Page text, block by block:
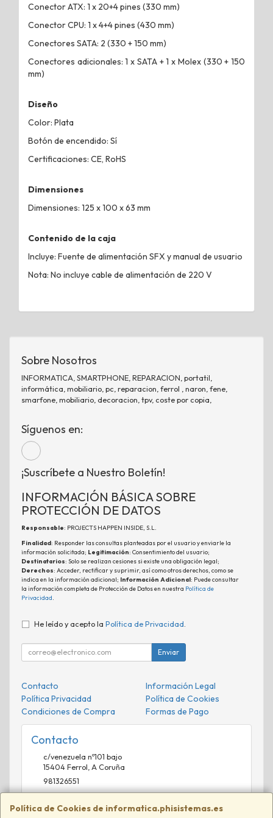
Conector ATX: 1 x 20+4 pines (330 mm)
Conector CPU: 1 x 4+4 pines (430 mm)
Conectores SATA: 2 (330 + 150 mm)
Conectores adicionales: 1 x SATA + 1 x Molex (330 + 150
mm)
Diseño
Color: Plata
Botón de encendido: Sí
Certificaciones: CE, RoHS
Dimensiones
Dimensiones: 125 x 100 x 63 mm
Contenido de la caja
Incluye: Fuente de alimentación SFX y manual de usuario
Nota: No incluye cable de alimentación de 220 V
Política de Cookies de informatica.phisistemas.es
Sobre Nosotros
INFORMATICA, SMARTPHONE, REPARACION, portatil,
informática, mobiliario, pc, reparacion, ferrol , naron, fene,
smarfone, mobiliario, decoracion, tpv, coste por copia,
Síguenos en:
¡Suscríbete a Nuestro Boletín!
INFORMACIÓN BÁSICA SOBRE
PROTECCIÓN DE DATOS
Responsable: PROJECTS HAPPEN INSIDE, S.L.
Finalidad: Responder las consultas planteadas por el usuario y enviarle la
información solicitada; Legitimación: Consentimiento del usuario;
Destinatarios: Solo se realizan cesiones si existe una obligación legal;
Derechos: Acceder, rectificar y suprimir, así como otros derechos, como se
indica en la información adicional; Información Adicional: Puede consultar
la información completa de Protección de Datos en nuestra Política de
Privacidad.
He leído y acepto la Política de Privacidad
Enviar
Contacto
Información Legal
Política Privacidad
Política de Cookies
Condiciones de Compra
Formas de Pago
Contacto
c/venezuela nº101 bajo
15404Ferrol A Coruña
981326551
comercial@phisistemas.es